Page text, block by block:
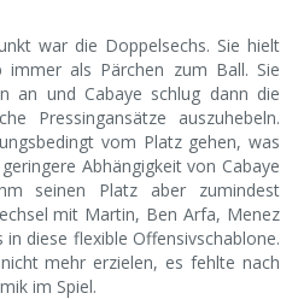
war die Doppelsechs. Sie hielt
als Pärchen zum Ball. Sie
an und Cabaye schlug dann die
Pressingansätze auszuhebeln.
vom Platz gehen, was
Abhängigkeit von Cabaye
seinen Platz aber zumindest
mit Martin, Ben Arfa, Menez
diese flexible Offensivschablone.
mehr erzielen, es fehlte nach
im Spiel.